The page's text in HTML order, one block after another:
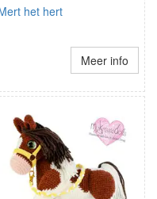
het hert
Meer info